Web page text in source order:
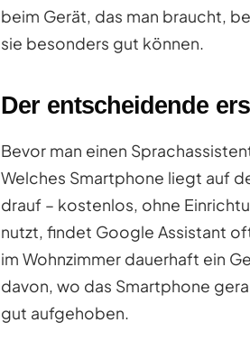
beim Gerät, das man braucht,
sie besonders gut können.
Der entscheidende
Bevor man einen
Welches Smartphone liegt auf
drauf – kostenlos, ohne
nutzt, findet Google Assistant
im Wohnzimmer dauerhaft ein
davon, wo das Smartphone
gut aufgehoben.